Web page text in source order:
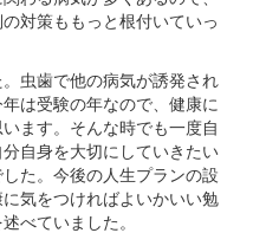
対策ももっと根付いていっ
虫歯で他の病気が誘発され
は受験の年なので、健康に
ます。そんな時でも一度自
自身を大切にしていきたい
た。今後の人生プランの設
気をつければよいかいい勉
べていました。